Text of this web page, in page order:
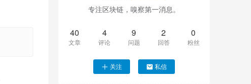
专注区块链，嗅察第一消息。
40
文章
4
评论
9
问题
2
回答
0
粉丝
关注 私信